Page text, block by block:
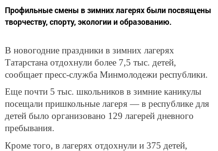
Профильные смены в зимних лагерях были посвящены
творчеству, спорту, экологии и образованию.
В новогодние праздники в зимних лагерях
Татарстана отдохнули более 7,5 тыс. детей,
сообщает пресс-служба Минмолодежи республики.
Еще почти 5 тыс. школьников в зимние каникулы
посещали пришкольные лагеря — в республике для
детей было организовано 129 лагерей дневного
пребывания.
Кроме того, в лагерях отдохнули и 375 детей,